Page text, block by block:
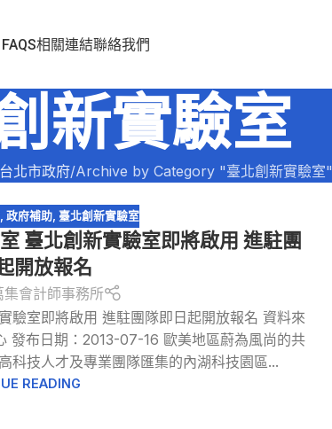
FAQS相關連結聯絡我們
新實驗室
台北市政府 Archive by Category "臺北創新實驗室"
, 政府補助, 臺北創新實驗室
臺北創新實驗室即將啟用 進駐團
開放報名
集會計師事務所
驗室即將啟用 進駐團隊即日起開放報名 資料來
發布日期：2013-07-16 歐美地區蔚為風尚的共
技人才及專業團隊匯集的內湖科技園區...
READING